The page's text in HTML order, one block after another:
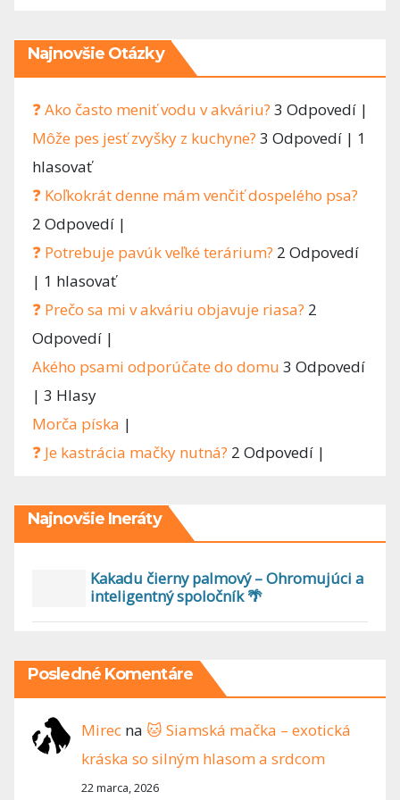
Najnovšie Otázky
❓ Ako často meniť vodu v akváriu? 3 Odpovedí |
Môže pes jesť zvyšky z kuchyne? 3 Odpovedí | 1
hlasovať
❓ Koľkokrát denne mám venčiť dospelého psa?
2 Odpovedí |
❓ Potrebuje pavúk veľké terárium? 2 Odpovedí
| 1 hlasovať
❓ Prečo sa mi v akváriu objavuje riasa? 2
Odpovedí |
Akého psami odporúčate do domu 3 Odpovedí
| 3 Hlasy
Morča píska |
❓ Je kastrácia mačky nutná? 2 Odpovedí |
Najnovšie Ineráty
Kakadu čierny palmový – Ohromujúci a
inteligentný spoločník 🌴
Posledné Komentáre
Mirec na🐱 Siamská mačka – exotická
kráska so silným hlasom a srdcom
22 marca, 2026